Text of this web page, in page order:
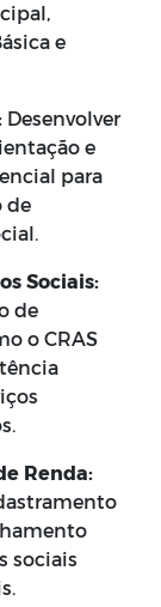
e
Desenvolver
e
para
de
Sociais:
de
o CRAS
Renda:
sociais